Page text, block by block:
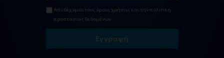
Αποδέχομαι τους όρους χρήσηςκαι τηνπολιτικη
προστασιας δεδομένων
Εγγραφή